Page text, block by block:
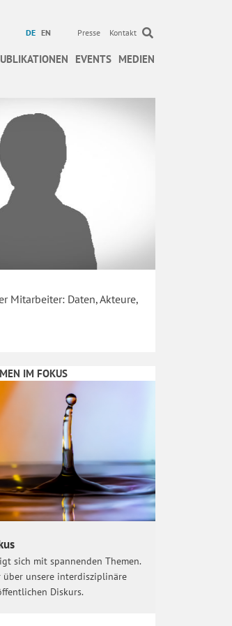
DE EN Presse Kontakt
EVENTS MEDIEN
Mitarbeiter: Daten, Akteure,
IM FOKUS
sich mit spannenden Themen.
über unsere interdisziplinäre
Diskurs.